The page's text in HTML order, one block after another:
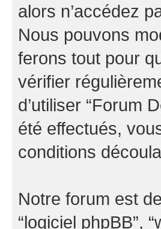
alors n’accédez
Nous pouvons
ferons tout pour
vérifier
d’utiliser “Forum
été effectués,
conditions
Notre forum est
“logiciel phpBB”,